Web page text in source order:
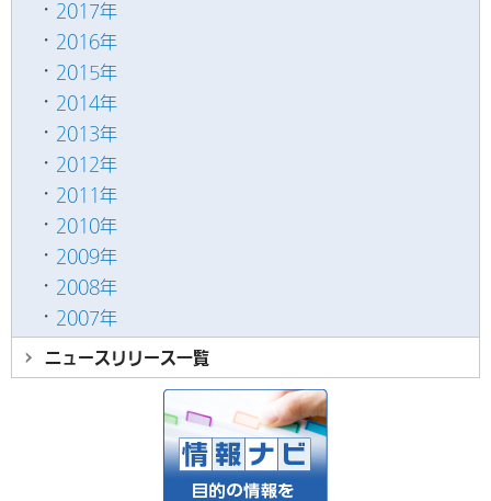
2017年
2016年
2015年
2014年
2013年
2012年
2011年
2010年
2009年
2008年
2007年
ニュースリリース一覧